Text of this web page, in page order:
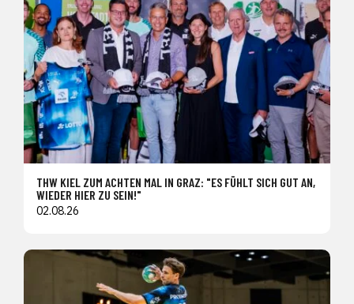
THW KIEL ZUM ACHTEN MAL IN GRAZ: "ES FÜHLT SICH GUT AN,
WIEDER HIER ZU SEIN!"
02.08.26